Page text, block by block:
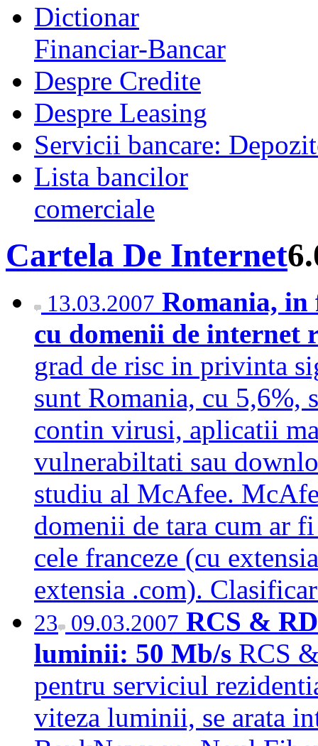
Dictionar
Financiar-Bancar
Despre Credite
Despre Leasing
Servicii bancare:
Lista bancilor
comerciale
Cartela De Internet
13.03.2007 Romania,
cu domenii de internet
grad de risc in privinta
sunt Romania, cu 5,6%,
contin virusi, aplicatii
vulnerabiltati sau
studiu al McAfee.
domenii de tara cum ar
cele franceze (cu
extensia .com).
23 09.03.2007 RCS &
luminii: 50 Mb/s RCS
pentru serviciul
viteza luminii, se arata